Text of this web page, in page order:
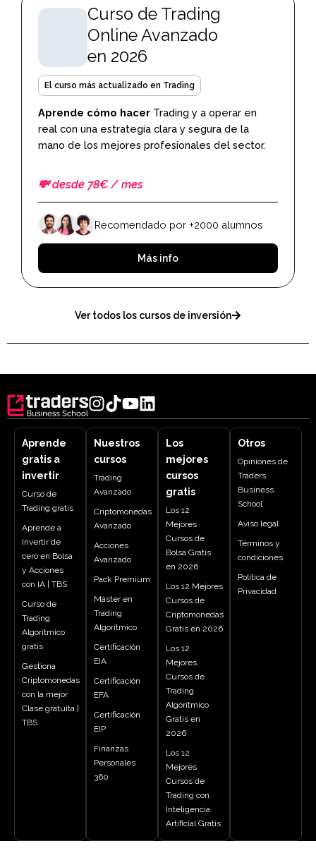
Curso de Trading
Online Avanzado
en 2026
El curso más actualizado en Trading
Aprende cómo hacer Trading y a operar en
real con una estrategia clara y segura de la
mano de los mejores profesionales del sector.
💸 desde 78€ / mes
Recomendado por +2000 alumnos
Más info
Ver todos los cursos de inversión
Aprende
gratis a
invertir
Curso de
Trading gratis
Aprende a
Invertir de
cero en Bolsa
y Acciones
con IA | TBS
Curso de
Trading
Algorítmico
gratis
Gestiona
Criptomonedas
con la mejor
Clase gratuita |
TBS
Nuestros
cursos
Trading
Avanzado
Criptomonedas
Avanzado
Acciones
Avanzado
Pack Premium
Máster en
Trading
Algorítmico
Certificación
EIA
Certificación
EFA
Certificación
EIP
Finanzas
Personales
360
Los
mejores
cursos
gratis
Los 12
Mejores
Cursos de
Bolsa Gratis
en 2026
Los 12 Mejores
Cursos de
Criptomonedas
Gratis en 2026
Los 12
Mejores
Cursos de
Trading
Algorítmico
Gratis en
2026
Los 12
Mejores
Cursos de
Trading con
Inteligencia
Artificial Gratis
Otros
Opiniones de
Traders
Business
School
Aviso legal
Términos y
condiciones
Política de
Privacidad